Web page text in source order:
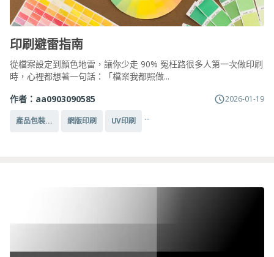
印刷避雷指南
從檔案設定到顏色地雷，讓你少走 90% 冤枉路很多人第一次做印刷
時，心裡都想著一句話：「檔案我都照做...
作者： aa0903090585 2026-01-19
產品包裝... 網版印刷 UV印刷 ...